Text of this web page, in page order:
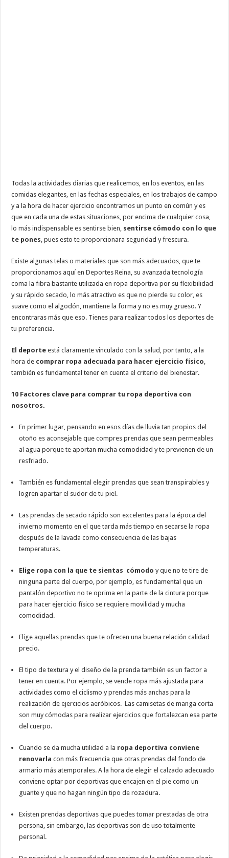
Todas la actividades diarias que realicemos, en los eventos, en las
comidas elegantes, en las fechas especiales, en los trabajos de campo
y a la hora de hacer ejercicio encontramos un punto en común y es
que en cada una de estas situaciones, por encima de cualquier cosa,
lo más indispensable es sentirse bien, sentirse cómodo con lo que
te pones , pues esto te proporcionara seguridad y frescura.
Existe algunas telas o materiales que son más adecuados, que te
proporcionamos aquí en Deportes Reina, su avanzada tecnología
coma la fibra bastante utilizada en ropa deportiva por su flexibilidad
y su rápido secado, lo más atractivo es que no pierde su color, es
suave como el algodón, mantiene la forma y no es muy grueso. Y
encontraras más que eso. Tienes para realizar todos los deportes de
tu preferencia.
El deporte está claramente vinculado con la salud, por tanto, a la
hora de comprar ropa adecuada para hacer ejercicio físico
también es fundamental tener en cuenta el criterio del bienestar.
10 Factores clave para comprar tu ropa deportiva con
nosotros.
En primer lugar, pensando en esos días de lluvia tan propios del
otoño es aconsejable que compres prendas que sean permeables
al agua porque te aportan mucha comodidad y te previenen de un
resfriado.
También es fundamental elegir prendas que sean transpirables y
logren apartar el sudor de tu piel.
Las prendas de secado rápido son excelentes para la época del
invierno momento en el que tarda más tiempo en secarse la ropa
después de la lavada como consecuencia de las bajas
temperaturas.
Elige ropa con la que te sientas cómodo y que no te tire de
ninguna parte del cuerpo, por ejemplo, es fundamental que un
pantalón deportivo no te oprima en la parte de la cintura porque
para hacer ejercicio físico se requiere movilidad y mucha
comodidad.
Elige aquellas prendas que te ofrecen una buena relación calidad
precio.
El tipo de textura y el diseño de la prenda también es un factor a
tener en cuenta. Por ejemplo, se vende ropa más ajustada para
actividades como el ciclismo y prendas más anchas para la
realización de ejercicios aeróbicos. Las camisetas de manga corta
son muy cómodas para realizar ejercicios que fortalezcan esa parte
del cuerpo.
Cuando se da mucha utilidad a la ropa deportiva conviene
renovarla con más frecuencia que otras prendas del fondo de
armario más atemporales. A la hora de elegir el calzado adecuado
conviene optar por deportivas que encajen en el pie como un
guante y que no hagan ningún tipo de rozadura.
Existen prendas deportivas que puedes tomar prestadas de otra
persona, sin embargo, las deportivas son de uso totalmente
personal.